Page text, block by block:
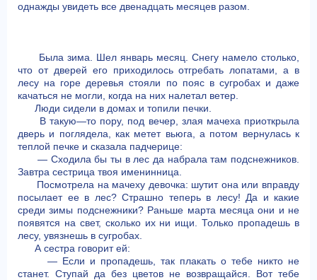
однажды увидеть все двенадцать месяцев разом.
Была зима. Шел январь месяц. Снегу намело столько,
что от дверей его приходилось отгребать лопатами, а в
лесу на горе деревья стояли по пояс в сугробах и даже
качаться не могли, когда на них налетал ветер.
Люди сидели в домах и топили печки.
В такую—то пору, под вечер, злая мачеха приоткрыла
дверь и поглядела, как метет вьюга, а потом вернулась к
теплой печке и сказала падчерице:
— Сходила бы ты в лес да набрала там подснежников.
Завтра сестрица твоя именинница.
Посмотрела на мачеху девочка: шутит она или вправду
посылает ее в лес? Страшно теперь в лесу! Да и какие
среди зимы подснежники? Раньше марта месяца они и не
появятся на свет, сколько их ни ищи. Только пропадешь в
лесу, увязнешь в сугробах.
А сестра говорит ей:
— Если и пропадешь, так плакать о тебе никто не
станет. Ступай да без цветов не возвращайся. Вот тебе